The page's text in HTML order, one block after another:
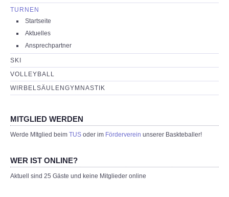
KONTAKT
TURNEN
Startseite
Aktuelles
Ansprechpartner
SKI
VOLLEYBALL
WIRBELSÄULENGYMNASTIK
MITGLIED WERDEN
Werde MItglied beim TUS oder im Förderverein unserer Baskteballer!
WER IST ONLINE?
Aktuell sind 25 Gäste und keine Mitglieder online